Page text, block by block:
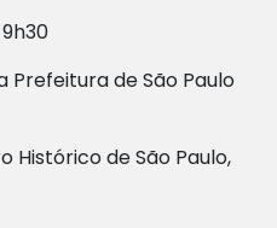
Prefeitura de São Paulo
Histórico de São Paulo,